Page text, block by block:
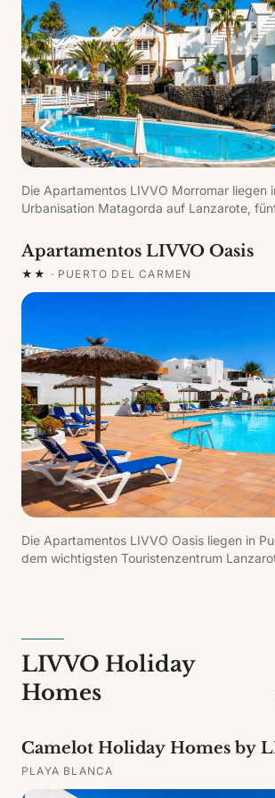
Die Apartamentos LIVVO Morromar liegen
Urbanisation Matagorda auf Lanzarote,
die Insel typischen Küstenarchitektur, in der
entspannen und Kinder das
können.
Apartamentos LIVVO Oasis
★★ · PUERTO DEL CARMEN
Die Apartamentos LIVVO Oasis liegen in
dem wichtigsten Touristenzentrum
LIVVO Holiday
Homes
Camelot Holiday Homes by
PLAYA BLANCA